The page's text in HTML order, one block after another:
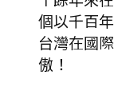
個以千百
台灣在國
傲！